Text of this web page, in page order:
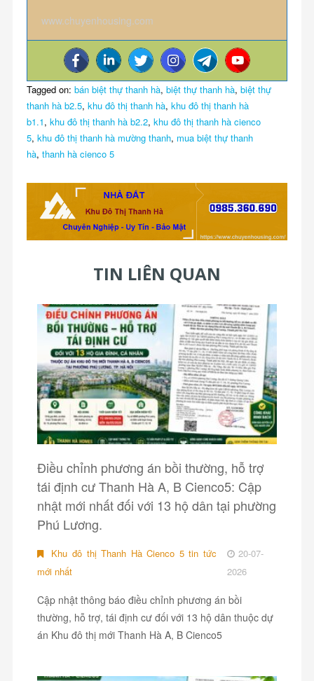
www.chuyenhousing.com
Tagged on: bán biệt thự thanh hà, biệt thự thanh hà, biệt thự
thanh hà b2.5, khu đô thị thanh hà, khu đô thị thanh hà
b1.1, khu đô thị thanh hà b2.2, khu đô thị thanh hà cienco
5, khu đô thị thanh hà mường thanh, mua biệt thự thanh
hà, thanh hà cienco 5
TIN LIÊN QUAN
Điều chỉnh phương án bồi thường, hỗ trợ
tái định cư Thanh Hà A, B Cienco5: Cập
nhật mới nhất đối với 13 hộ dân tại phường
Phú Lương.
Khu đô thị Thanh Hà Cienco 5 tin tức
mới nhất
20-07-
2026
Cập nhật thông báo điều chỉnh phương án bồi
thường, hỗ trợ, tái định cư đối với 13 hộ dân thuộc dự
án Khu đô thị mới Thanh Hà A, B Cienco5